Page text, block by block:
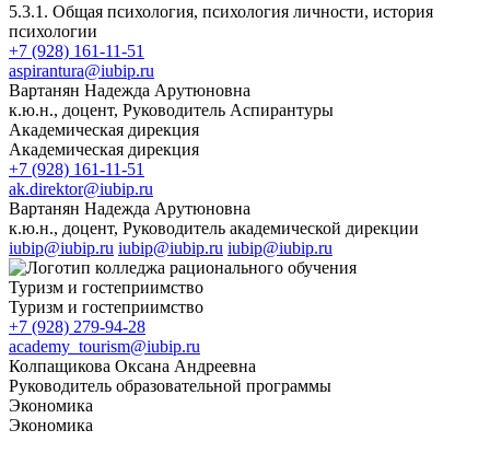
5.3.1. Общая психология, психология личности, история
психологии
+7 (928) 161-11-51
aspirantura@iubip.ru
Вартанян Надежда Арутюновна
к.ю.н., доцент, Руководитель Аспирантуры
Академическая дирекция
Академическая дирекция
+7 (928) 161-11-51
ak.direktor@iubip.ru
Вартанян Надежда Арутюновна
к.ю.н., доцент, Руководитель академической дирекции
iubip@iubip.ru iubip@iubip.ru iubip@iubip.ru
Туризм и гостеприимство
Туризм и гостеприимство
+7 (928) 279-94-28
academy_tourism@iubip.ru
Колпащикова Оксана Андреевна
Руководитель образовательной программы
Экономика
Экономика